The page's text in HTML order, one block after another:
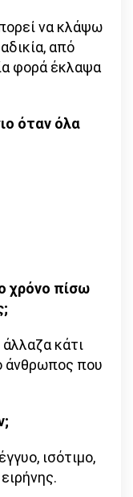
να κλάψω
από
φορά έκλαψα
όταν όλα
χρόνο πίσω
κάτι
άνθρωπος που
ισότιμο,